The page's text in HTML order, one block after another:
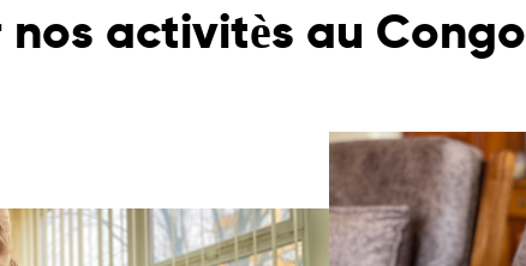
nos activitès au Congo